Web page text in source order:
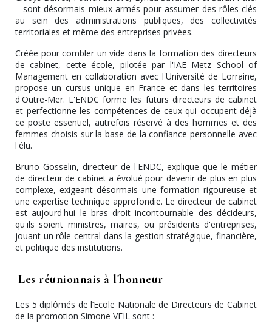
– sont désormais mieux armés pour assumer des rôles clés
au sein des administrations publiques, des collectivités
territoriales et même des entreprises privées.
Créée pour combler un vide dans la formation des directeurs
de cabinet, cette école, pilotée par l'IAE Metz School of
Management en collaboration avec l'Université de Lorraine,
propose un cursus unique en France et dans les territoires
d'Outre-Mer. L'ENDC forme les futurs directeurs de cabinet
et perfectionne les compétences de ceux qui occupent déjà
ce poste essentiel, autrefois réservé à des hommes et des
femmes choisis sur la base de la confiance personnelle avec
l'élu.
Bruno Gosselin, directeur de l'ENDC, explique que le métier
de directeur de cabinet a évolué pour devenir de plus en plus
complexe, exigeant désormais une formation rigoureuse et
une expertise technique approfondie. Le directeur de cabinet
est aujourd'hui le bras droit incontournable des décideurs,
qu'ils soient ministres, maires, ou présidents d'entreprises,
jouant un rôle central dans la gestion stratégique, financière,
et politique des institutions.
Les réunionnais à l'honneur
Les 5 diplômés de l’Ecole Nationale de Directeurs de Cabinet
de la promotion Simone VEIL sont :